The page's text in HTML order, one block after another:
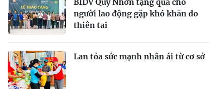
người lao động gặp khó khăn do
thiên tai
Lan tỏa sức mạnh nhân ái từ cơ sở